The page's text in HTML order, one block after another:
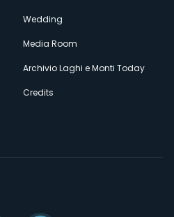
Wedding
Media Room
Archivio Laghi e Monti Today
Credits